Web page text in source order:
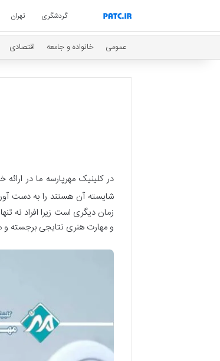
گردشگری تهران
عمومی خانواده و جامعه اقتصادی
در کلینیک مهرپارسه ما در ارائه
شایسته آن هستند را به دست
زمان دیگری است زیرا افراد نه
و مهارت هنری نتایجی برجسته و